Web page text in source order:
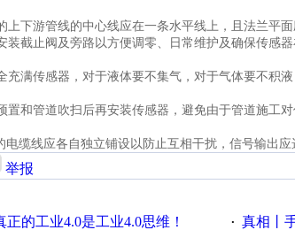
游管线的中心线应在一条水平线上，且法兰平面
止阀及旁路以方便调零、日常维护及确保传感器
传感器，对于液体要不集气，对于气体要不积液
管道吹扫后再安装传感器，避免由于管道施工
缆线应各自独立铺设以防止互相干扰，信号输出应
举报
正的工业4.0是工业4.0思维！ · 真相丨手机